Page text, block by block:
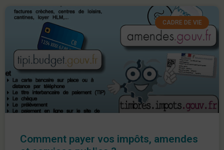
CADRE DE VIE
Comment payer vos impôts, amendes